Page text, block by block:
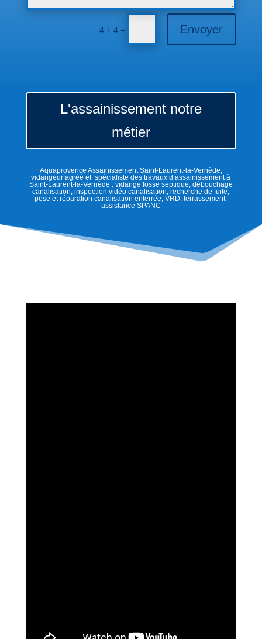
4 + 4 = Envoyer
L'assainissement notre
métier
Aquaprovence Assainissement Saint-Laurent-la-Vernède,
vidangeur agréé et spécialiste des travaux d’assainissement à
Saint-Laurent-la-Vernède : vidange fosse septique, débouchage
canalisation, inspection vidéo canalisation, recherche de fuite,
pose et réparation canalisation enterrée, VRD, terrassement,
assistance SPANC